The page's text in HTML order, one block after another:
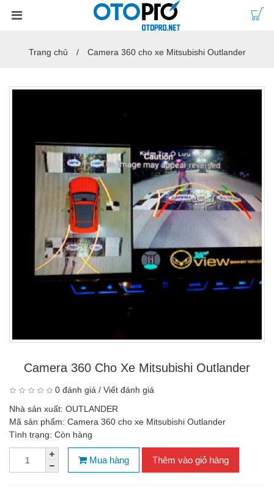
Trang chủ Camera 360 cho xe Mitsubishi Outlander
Camera 360 Cho Xe Mitsubishi Outlander
0 đánh giá / Viết đánh giá
Nhà sản xuất: OUTLANDER
Mã sản phẩm: Camera 360 cho xe Mitsubishi Outlander
Tình trạng: Còn hàng
Mua hàng Thêm vào giỏ hàng